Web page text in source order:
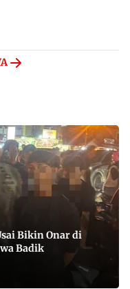
Bikin Onar di
Badik